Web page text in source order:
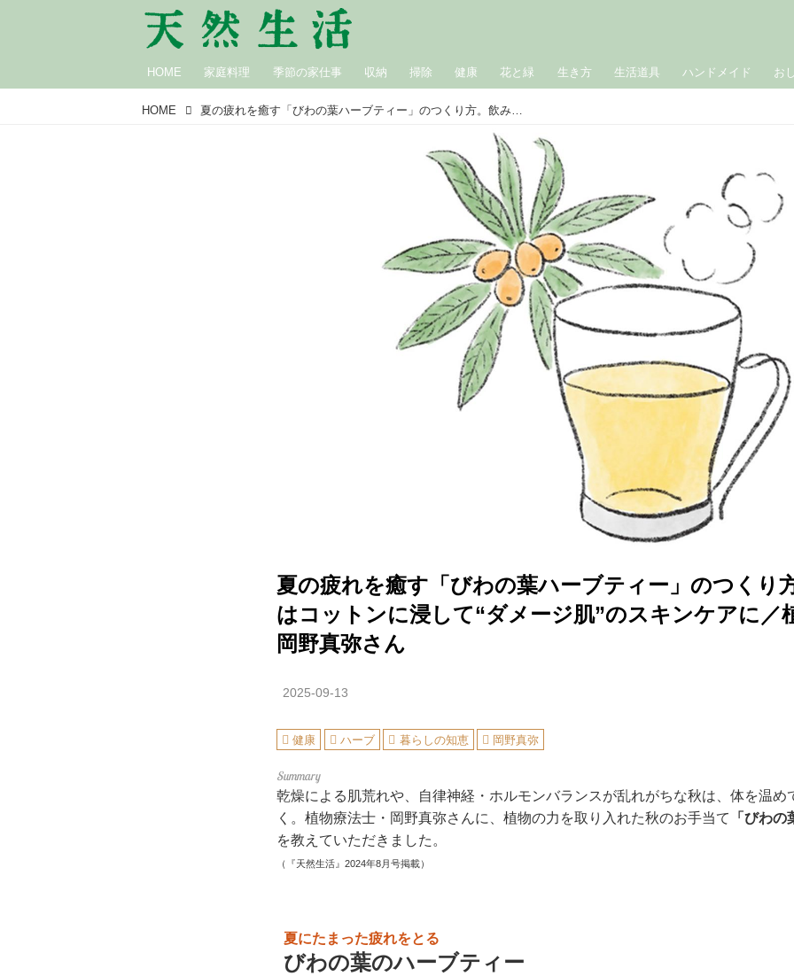
HOME 家庭料理 季節の家仕事 収納 掃除 健康 花と緑 生き方 生活道具 ハンドメイド お
HOME 夏の疲れを癒す「びわの葉ハーブティー」のつくり方。飲み残りはコットンに浸して“ダメージ肌”のスキンケアに／植物療法士・岡野真弥さん
夏の疲れを癒す「びわの葉ハーブティー」のつくり
はコットンに浸して“ダメージ肌”のスキンケアに／
岡野真弥さん
2025-09-13
健康 ハーブ 暮らしの知恵 岡野真弥
乾燥による肌荒れや、自律神経・ホルモンバランスが乱れがちな秋は、体を温め
く。植物療法士・岡野真弥さんに、植物の力を取り入れた秋のお手当て
「びわの
を教えていただきました。
（『天然生活』2024年8月号掲載）
夏にたまった疲れをとる
びわの葉のハーブティー